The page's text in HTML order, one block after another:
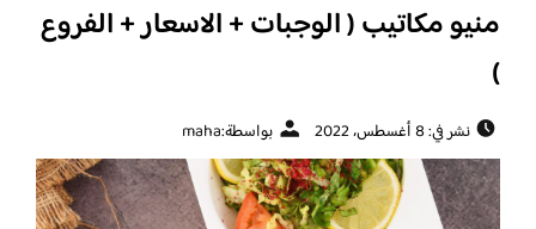
منيو مكاتيب ( الوجبات + الاسعار + الفروع
)
نشر في: 8 أغسطس، 2022 بواسطة:maha